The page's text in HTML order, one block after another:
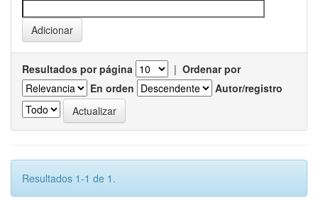
Resultados por página | Ordenar por
En orden
Autor/registro
Resultados 1-1 de 1.